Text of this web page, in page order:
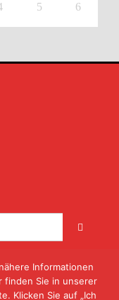
5 6
Informationen
finden Sie in unserer
Klicken Sie auf „Ich